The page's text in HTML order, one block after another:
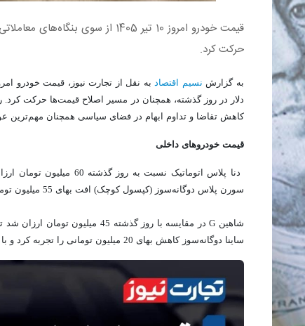
قیمت خودرو امروز 10 تیر 1405 از
حرکت کرد.
به گزارش نسیم اقتصاد
دلار در روز گذشته، همچنان در مسیر اصلاح قیمت‌ها حرکت کرد.
کاهش تقاضا و تداوم ابهام در فضای سیاسی همچنان مهم‌ترین
قیمت خودروهای داخلی
سورن پلاس دوگانه‌سوز (کپسول کوچک) افت بهای 55 میلیون تومانی را پشت سر گذاشت و روی شاخص یک میلیارد و 843 میلیون تومان ایستاد.
ساینا دوگانه‌سوز کاهش بهای 20 میلیون تومانی را تجربه کرد و با برچسب قیمتی یک میلیارد و 323 میلیون تومان به بازار آزاد رسید.